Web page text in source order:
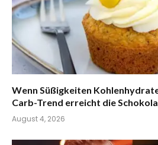
Wenn Süßigkeiten
Carb-Trend erreicht die
August 4, 2026